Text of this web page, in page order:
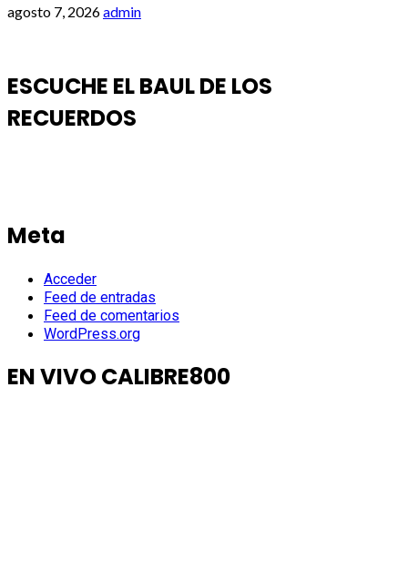
agosto 7, 2026admin
ESCUCHE EL BAUL DE LOS
RECUERDOS
Meta
Acceder
Feed de entradas
Feed de comentarios
WordPress.org
EN VIVO CALIBRE800